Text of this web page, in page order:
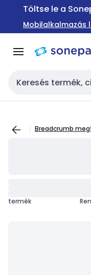
Ugrás a
Ugrás a
Töltse le a
Mobilalkalmazás
Keresési bemenet
Breadcrumb
termék